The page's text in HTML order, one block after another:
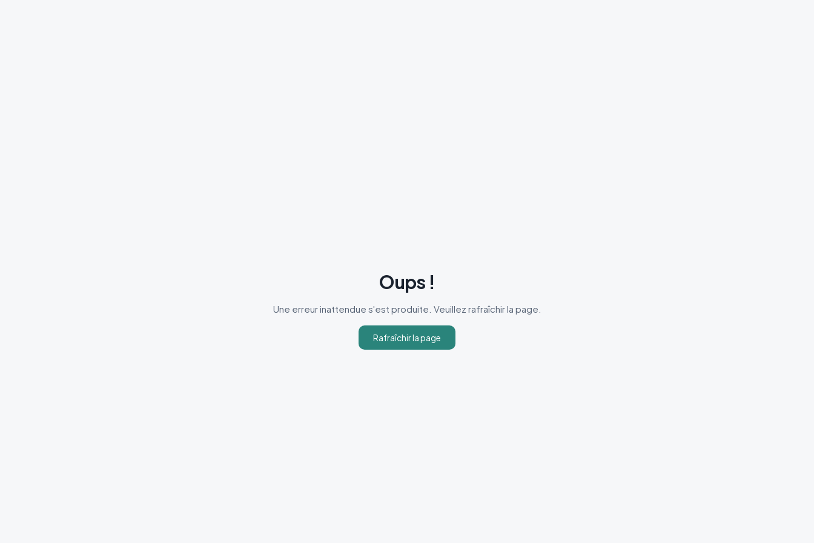
Oups !
Une erreur inattendue s'est produite. Veuillez rafraîchir la page.
Rafraîchir la page